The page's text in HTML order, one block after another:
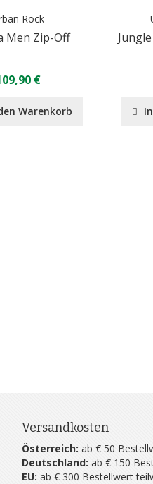
Rock
Men Zip-Off
€
Warenkorb
Versandkosten
Österreich: ab € 50
Deutschland: ab € 150
EU: ab € 300 Bestellwert